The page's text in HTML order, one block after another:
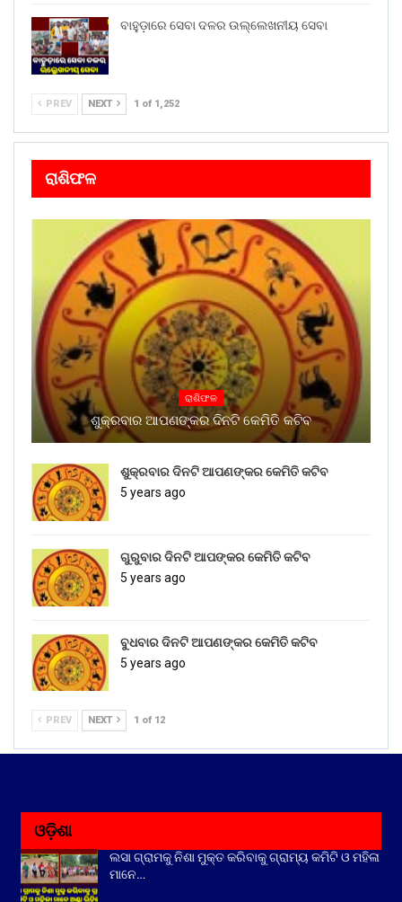
ବାହୁଡ଼ାରେ ସେବା ଦଳର ଉଲ୍ଲେଖନୀୟ ସେବା
PREV NEXT 1 of 1,252
ରାଶିଫଳ
ରାଶିଫଳ
ଶୁକ୍ରବାର ଆପଣଙ୍କର ଦିନଟି କେମିତି କଟିବ
ଶୁକ୍ରବାର ଦିନଟି ଆପଣଙ୍କର କେମିତି କଟିବ
5 years ago
ଗୁରୁବାର ଦିନଟି ଆପଙ୍କର କେମିତି କଟିବ
5 years ago
ବୁଧବାର ଦିନଟି ଆପଣଙ୍କର କେମିତି କଟିବ
5 years ago
PREV NEXT 1 of 12
ଓଡ଼ିଶା
ଲସା ଗ୍ରାମକୁ ନିଶା ମୁକ୍ତ କରିବାକୁ ଗ୍ରାମ୍ୟ କମିଟି ଓ ମହିଳା
ମାନେ…